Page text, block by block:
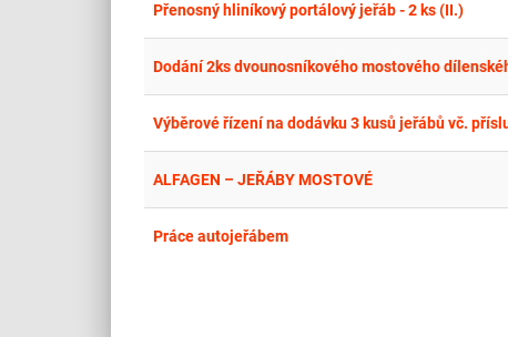
Přenosný hliníkový portálový jeřáb - 2 ks (II.)
Dodání 2ks dvounosníkového mostového
Výběrové řízení na dodávku 3 kusů jeřábů vč.
ALFAGEN – JEŘÁBY MOSTOVÉ
Práce autojeřábem